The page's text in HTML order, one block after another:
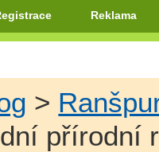
Reklama
>
přírodní